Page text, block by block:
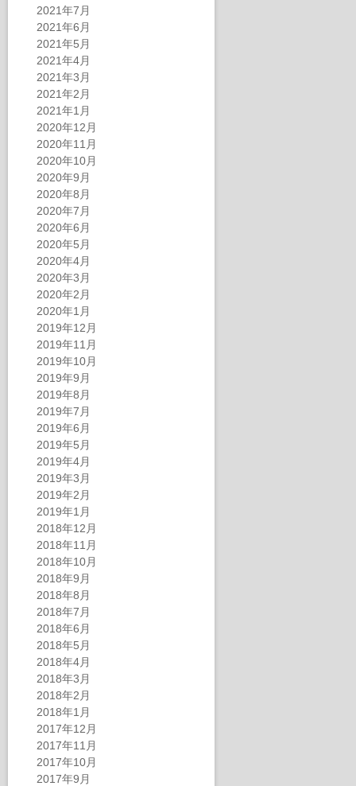
2021年7月
2021年6月
2021年5月
2021年4月
2021年3月
2021年2月
2021年1月
2020年12月
2020年11月
2020年10月
2020年9月
2020年8月
2020年7月
2020年6月
2020年5月
2020年4月
2020年3月
2020年2月
2020年1月
2019年12月
2019年11月
2019年10月
2019年9月
2019年8月
2019年7月
2019年6月
2019年5月
2019年4月
2019年3月
2019年2月
2019年1月
2018年12月
2018年11月
2018年10月
2018年9月
2018年8月
2018年7月
2018年6月
2018年5月
2018年4月
2018年3月
2018年2月
2018年1月
2017年12月
2017年11月
2017年10月
2017年9月